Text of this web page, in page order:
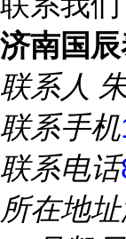
济南国
联系人
联系手机
联系电话
所在地址